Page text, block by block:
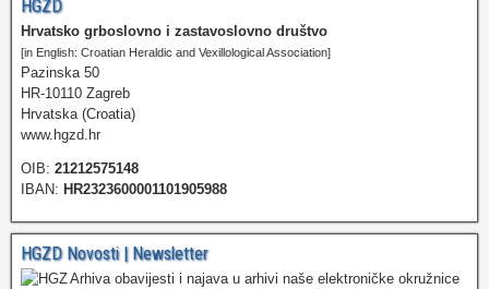
HGZD
Hrvatsko grboslovno i zastavoslovno društvo
[in English: Croatian Heraldic and Vexillological Association]
Pazinska 50
HR-10110 Zagreb
Hrvatska (Croatia)
www.hgzd.hr
OIB: 21212575148
IBAN: HR2323600001101905988
HGZD Novosti | Newsletter
Arhiva obavijesti i najava u arhivi naše elektroničke okružnice